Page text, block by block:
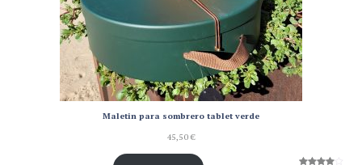
Maletin para sombrero tablet verde
45,50€